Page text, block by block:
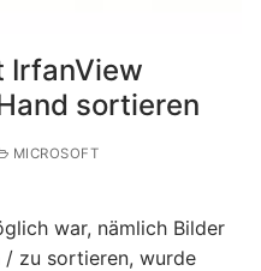
IrfanView
sortieren
MICROSOFT
war, nämlich Bilder
/ zu sortieren, wurde